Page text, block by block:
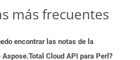
más frecuentes
encontrar las notas de la
Cloud API para Perl?